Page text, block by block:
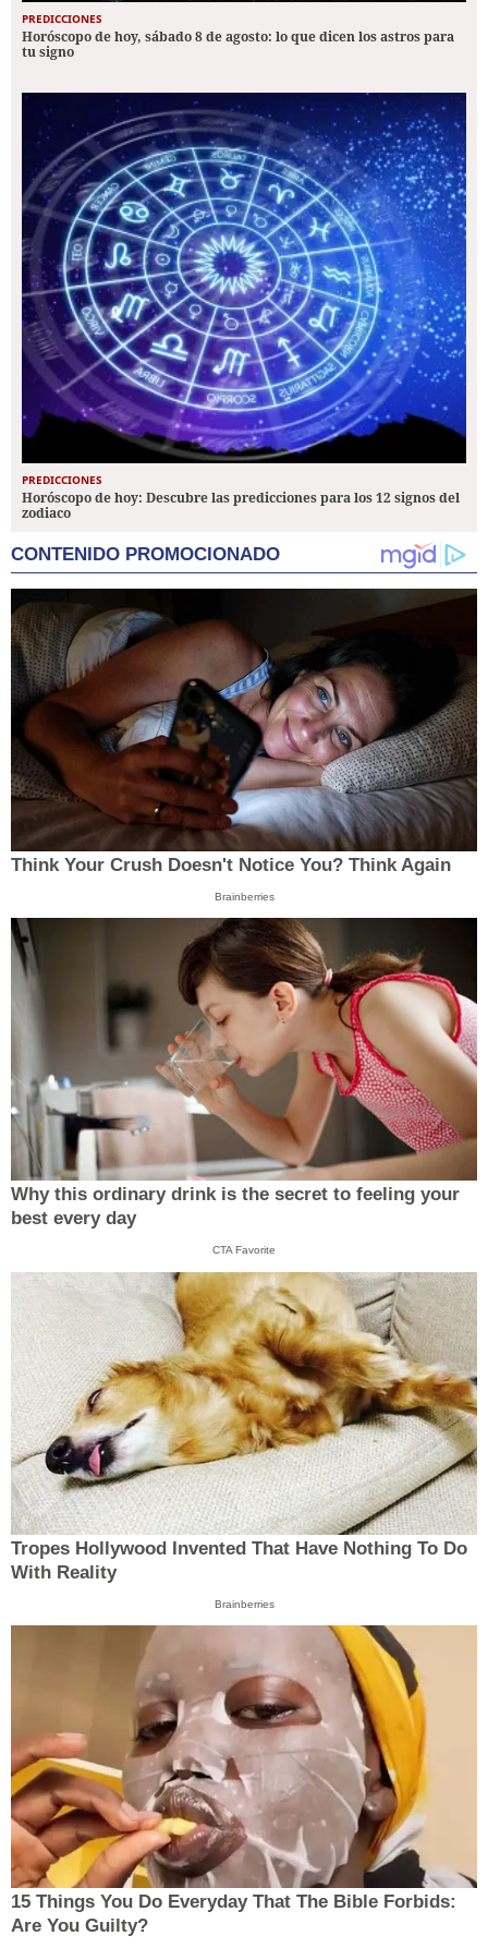
PREDICCIONES
Horóscopo de hoy, sábado 8 de agosto: lo que dicen los astros para
tu signo
PREDICCIONES
Horóscopo de hoy: Descubre las predicciones para los 12 signos del
zodiaco
CONTENIDO PROMOCIONADO
Think Your Crush Doesn't Notice You? Think Again
Brainberries
Why this ordinary drink is the secret to feeling your
best every day
CTA Favorite
Tropes Hollywood Invented That Have Nothing To Do
With Reality
Brainberries
15 Things You Do Everyday That The Bible Forbids:
Are You Guilty?